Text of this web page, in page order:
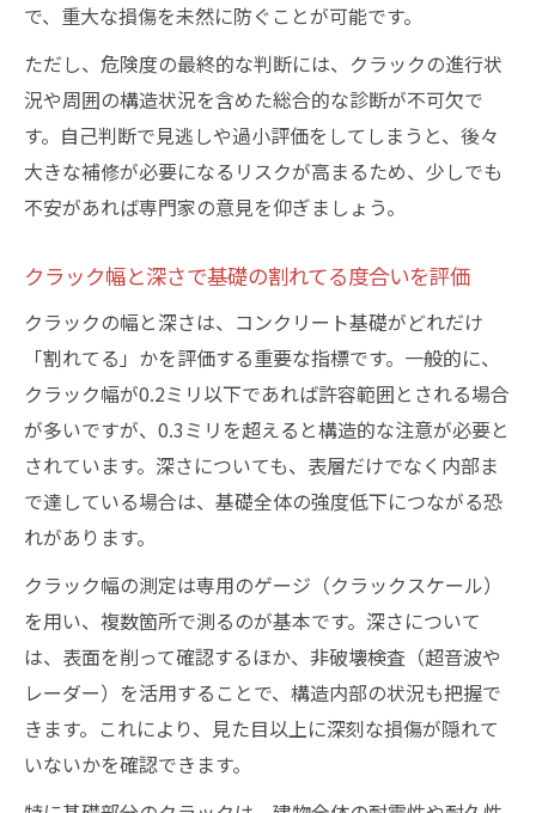
で、重大な損傷を未然に防ぐことが可能です。
ただし、危険度の最終的な判断には、クラックの進行状
況や周囲の構造状況を含めた総合的な診断が不可欠で
す。自己判断で見逃しや過小評価をしてしまうと、後々
大きな補修が必要になるリスクが高まるため、少しでも
不安があれば専門家の意見を仰ぎましょう。
クラック幅と深さで基礎の割れてる度合いを評価
クラックの幅と深さは、コンクリート基礎がどれだけ
「割れてる」かを評価する重要な指標です。一般的に、
クラック幅が0.2ミリ以下であれば許容範囲とされる場合
が多いですが、0.3ミリを超えると構造的な注意が必要と
されています。深さについても、表層だけでなく内部ま
で達している場合は、基礎全体の強度低下につながる恐
れがあります。
クラック幅の測定は専用のゲージ（クラックスケール）
を用い、複数箇所で測るのが基本です。深さについて
は、表面を削って確認するほか、非破壊検査（超音波や
レーダー）を活用することで、構造内部の状況も把握で
きます。これにより、見た目以上に深刻な損傷が隠れて
いないかを確認できます。